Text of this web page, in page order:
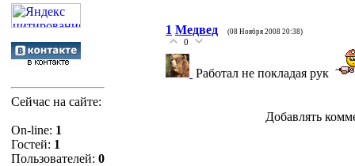
Сейчас на сайте:
On-line: 1
Гостей: 1
Пользователей: 0
1 Медвед (08 Ноября 2008 20:38)
0
Работал не покладая рук
Добавлять